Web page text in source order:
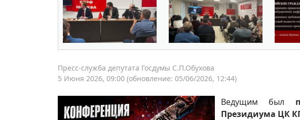
Пресс-служба депутата Госдумы С.П.Обухова
5 Июня 2026, 09:00 (обновление: 05/06/2026, 12:44)
Ведущим был
Президиума ЦК